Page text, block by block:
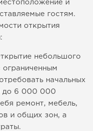
и
гостям.
открытия
небольшого
ограниченным
начальных
до 6 000 000
ремонт, мебель,
и общих зон, а